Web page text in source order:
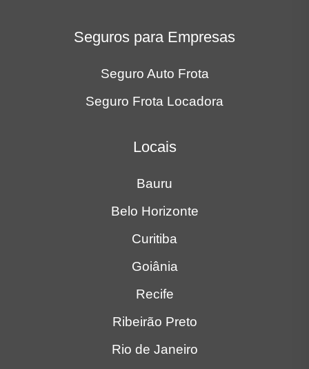
Seguros para Empresas
Seguro Auto Frota
Seguro Frota Locadora
Locais
Bauru
Belo Horizonte
Curitiba
Goiânia
Recife
Ribeirão Preto
Rio de Janeiro